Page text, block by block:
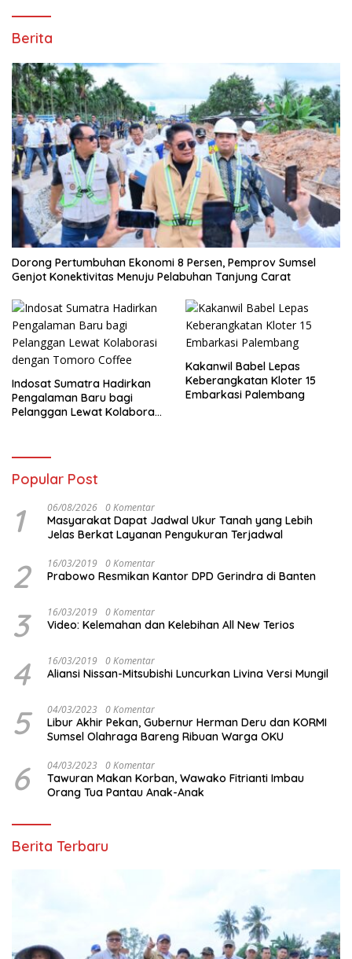
Berita
Dorong Pertumbuhan Ekonomi 8 Persen, Pemprov Sumsel
Genjot Konektivitas Menuju Pelabuhan Tanjung Carat
Indosat Sumatra Hadirkan
Pengalaman Baru bagi
Pelanggan Lewat Kolaborasi
Kakanwil Babel Lepas
Keberangkatan Kloter 15
Embarkasi Palembang
Popular Post
1 06/08/2026 0 Komentar
Masyarakat Dapat Jadwal Ukur Tanah yang Lebih
Jelas Berkat Layanan Pengukuran Terjadwal
2 16/03/2019 0 Komentar
Prabowo Resmikan Kantor DPD Gerindra di Banten
3 16/03/2019 0 Komentar
Video: Kelemahan dan Kelebihan All New Terios
4 16/03/2019 0 Komentar
Aliansi Nissan-Mitsubishi Luncurkan Livina Versi Mungil
5 04/03/2023 0 Komentar
Libur Akhir Pekan, Gubernur Herman Deru dan KORMI
Sumsel Olahraga Bareng Ribuan Warga OKU
6 04/03/2023 0 Komentar
Tawuran Makan Korban, Wawako Fitrianti Imbau
Orang Tua Pantau Anak-Anak
Berita Terbaru